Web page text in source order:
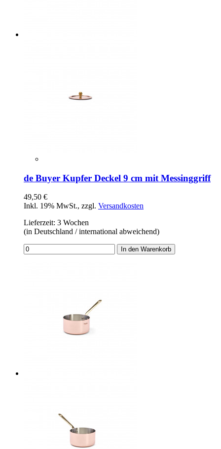
de Buyer Kupfer Deckel 9 cm mit Messinggriff
49,50 €
Inkl. 19% MwSt., zzgl. Versandkosten
Lieferzeit: 3 Wochen
(in Deutschland / international abweichend)
In den Warenkorb